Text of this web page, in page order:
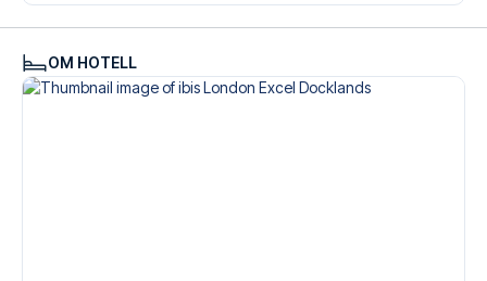
Är du redo att uppleva Crystal Palace på Selhurst Park
mot Manchester City? Kontakta oss idag, och låt oss
OM HOTELL